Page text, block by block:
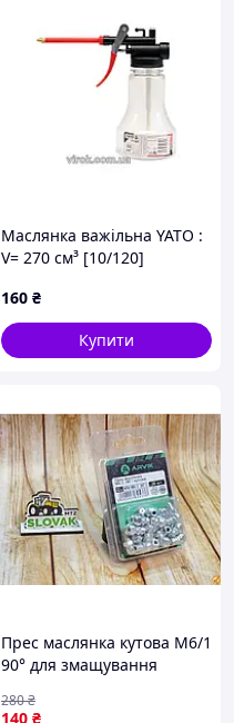
Маслянка важільна YATO :
V= 270 см³ [10/120]
160 ₴
Купити
Прес маслянка кутова М6/1
90° для змащування
для авто та техніки
140 ₴
280₴